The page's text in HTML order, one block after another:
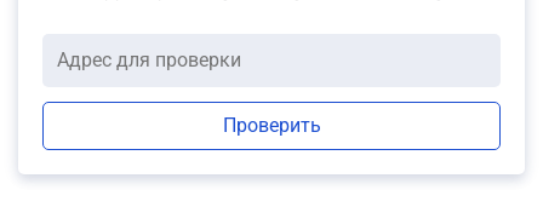
Проверить